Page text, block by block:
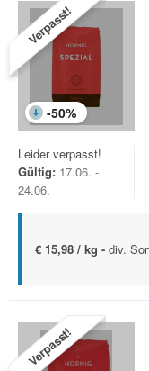
Verpasst!
-50%
Leider verpasst!
Gültig: 17.06. -
24.06.
€ 15,98 / kg - div.
Verpasst!